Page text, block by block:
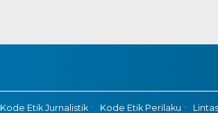
Kode Etik Jurnalistik Kode Etik Perilaku